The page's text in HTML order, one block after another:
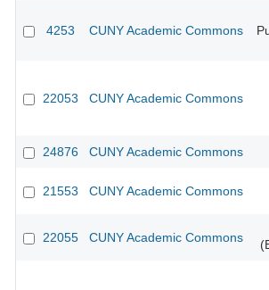
4253 CUNY Academic Commons
22053 CUNY Academic Commons
24876 CUNY Academic Commons
21553 CUNY Academic Commons
22055 CUNY Academic Commons